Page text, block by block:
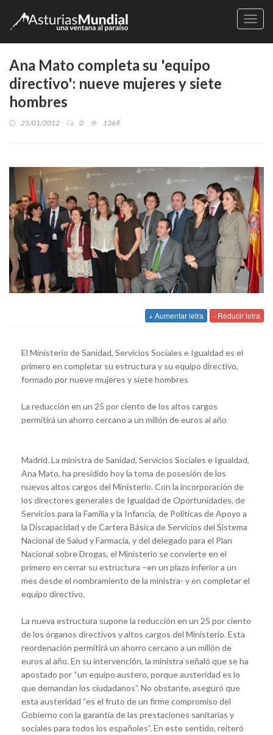
Ana Mato completa su 'equipo
directivo': nueve mujeres y siete
hombres
25/01/2012 0 1369
+ Aumentar letra - Reducir letra
El Ministerio de Sanidad, Servicios Sociales e Igualdad es el
primero en completar su estructura y su equipo directivo,
formado por nueve mujeres y siete hombres
La reducción en un 25 por ciento de los altos cargos
permitirá un ahorro cercano a un millón de euros al año
Madrid. La ministra de Sanidad, Servicios Sociales e Igualdad,
Ana Mato, ha presidido hoy la toma de posesión de los
nuevos altos cargos del Ministerio. Con la incorporación de
los directores generales de Igualdad de Oportunidades, de
Servicios para la Familia y la Infancia, de Políticas de Apoyo a
la Discapacidad y de Cartera Básica de Servicios del Sistema
Nacional de Salud y Farmacia, y del delegado para el Plan
Nacional sobre Drogas, el Ministerio se convierte en el
primero en cerrar su estructura –en un plazo inferior a un
mes desde el nombramiento de la ministra- y en completar el
equipo directivo.
La nueva estructura supone la reducción en un 25 por ciento
de los órganos directivos y altos cargos del Ministerio. Esta
reordenación permitirá un ahorro cercano a un millón de
euros al año. En su intervención, la ministra señaló que se ha
apostado por “un equipo austero, porque austeridad es lo
que demandan los ciudadanos”. No obstante, aseguró que
esta austeridad “es el fruto de un firme compromiso del
Gobierno con la garantía de las prestaciones sanitarias y
sociales para todos los españoles”. En este sentido, reiteró